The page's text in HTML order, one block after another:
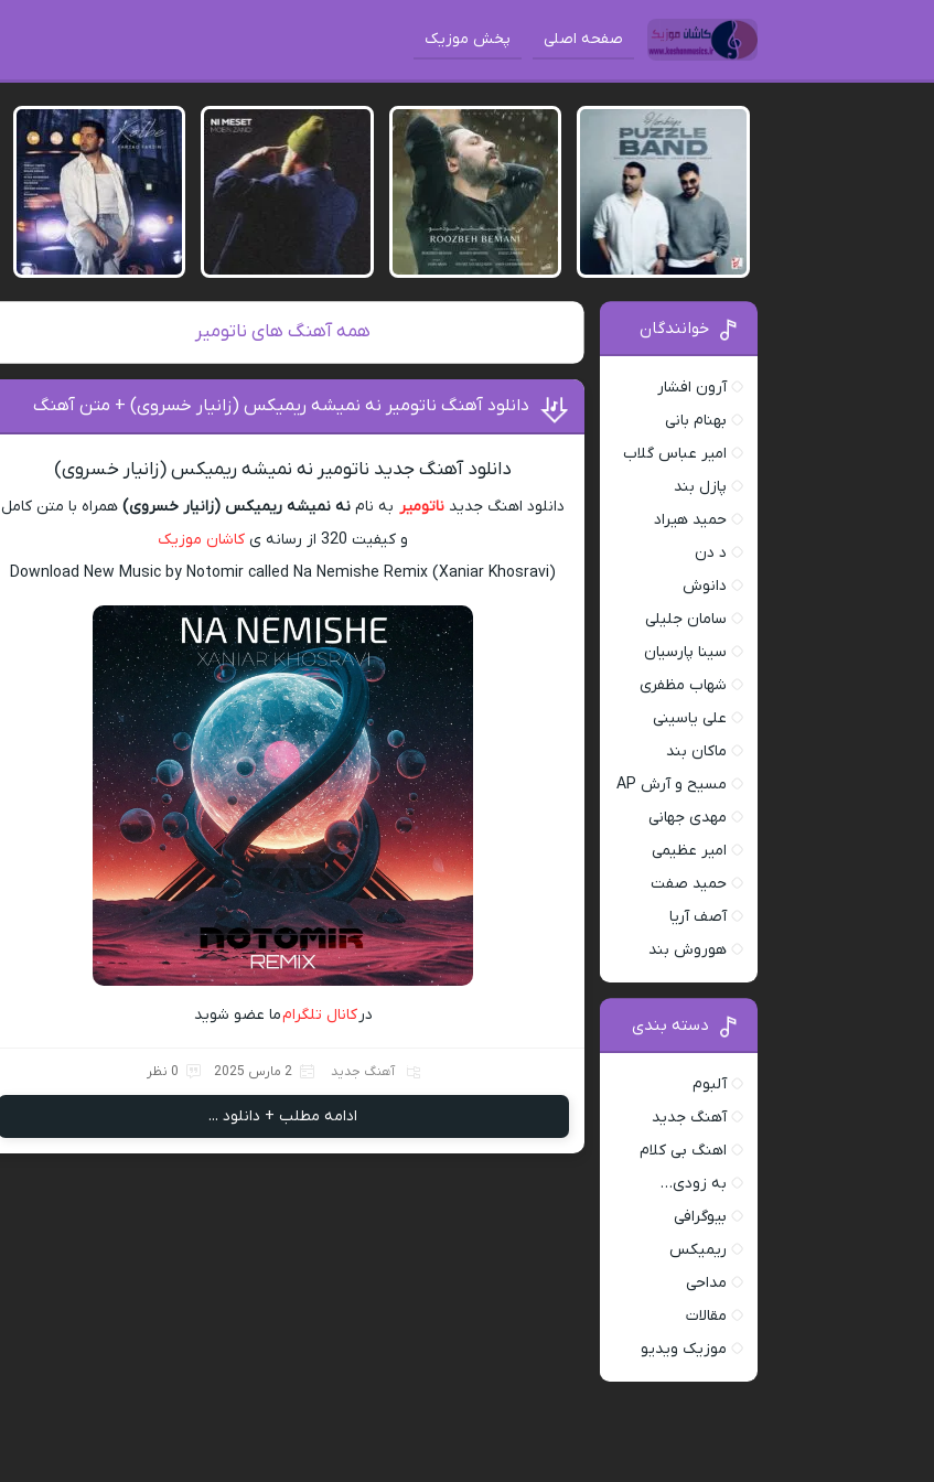
صفحه اصلی پخش موزیک
همه آهنگ های ناتومیر
دانلود آهنگ ناتومیر نه نمیشه ریمیکس (زانیار خسروی) + متن آهنگ
دانلود آهنگ جدید ناتومیر نه نمیشه ریمیکس (زانیار خسروی)
دانلود اهنگ جدید ناتومیربه نام نه نمیشه ریمیکس (زانیار خسروی)همراه با متن کامل
و کیفیت 320 از رسانه ی
کاشان موزیک
Download New Music by Notomir called Na Nemishe Remix (Xaniar Khosravi)
درکانال تلگرامما عضو شوید
آهنگ جدید 2 مارس 2025 0 نظر
ادامه مطلب + دانلود ...
خوانندگان
آرون افشار
بهنام بانی
امیر عباس گلاب
پازل بند
حمید هیراد
د دن
دانوش
سامان جلیلی
سینا پارسیان
شهاب مظفری
علی یاسینی
ماکان بند
مسیح و آرش AP
مهدی جهانی
امیر عظیمی
حمید صفت
آصف آریا
هوروش بند
دسته بندی
آلبوم
آهنگ جدید
اهنگ بی کلام
به زودی…
بیوگرافی
ریمیکس
مداحی
مقالات
موزیک ویدیو